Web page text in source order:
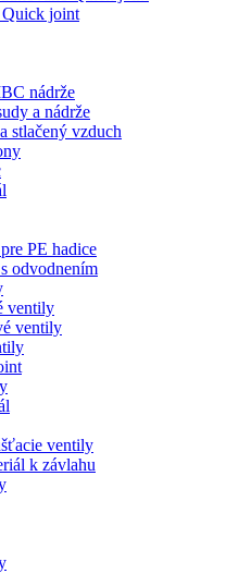
Quick joint
nádrže
a nádrže
stlačený vzduch
PE hadice
odvodnením
ventily
ventily
ventily
k závlahu